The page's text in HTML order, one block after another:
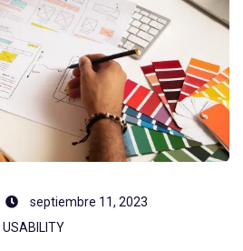
septiembre 11, 2023
USABILITY